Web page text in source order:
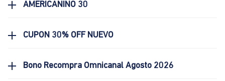
AMERICANINO 30
CUPON 30% OFF NUEVO
Bono Recompra Omnicanal Agosto 2026